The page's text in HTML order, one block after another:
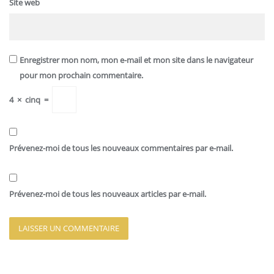
Site web
Enregistrer mon nom, mon e-mail et mon site dans le navigateur
pour mon prochain commentaire.
4 × cinq =
Prévenez-moi de tous les nouveaux commentaires par e-mail.
Prévenez-moi de tous les nouveaux articles par e-mail.